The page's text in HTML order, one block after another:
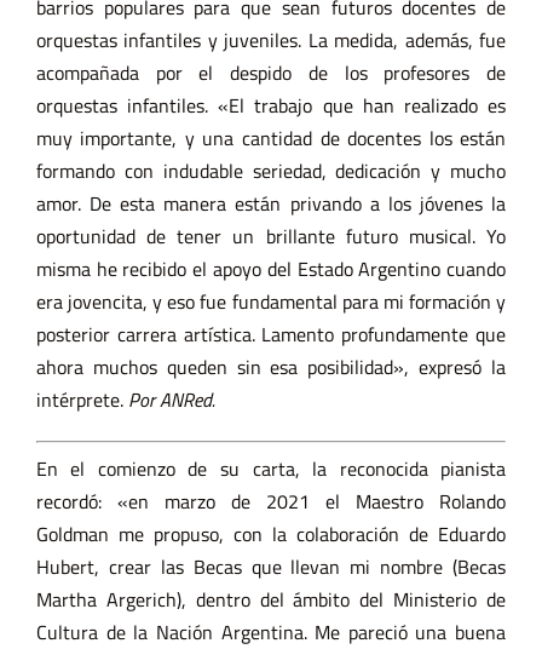
barrios populares para que sean futuros docentes de
orquestas infantiles y juveniles. La medida, además, fue
acompañada por el despido de los profesores de
orquestas infantiles. «El trabajo que han realizado es
muy importante, y una cantidad de docentes los están
formando con indudable seriedad, dedicación y mucho
amor. De esta manera están privando a los jóvenes la
oportunidad de tener un brillante futuro musical. Yo
misma he recibido el apoyo del Estado Argentino cuando
era jovencita, y eso fue fundamental para mi formación y
posterior carrera artística. Lamento profundamente que
ahora muchos queden sin esa posibilidad», expresó la
intérprete.Por ANRed.
En el comienzo de su carta, la reconocida pianista
recordó: «en marzo de 2021 el Maestro Rolando
Goldman me propuso, con la colaboración de Eduardo
Hubert, crear las Becas que llevan mi nombre (Becas
Martha Argerich), dentro del ámbito del Ministerio de
Cultura de la Nación Argentina. Me pareció una buena